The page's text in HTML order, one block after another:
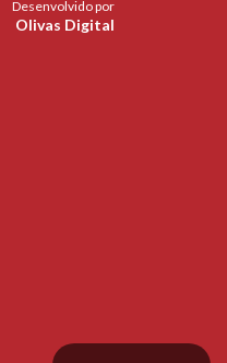
Desenvolvido por
Olivas Digital